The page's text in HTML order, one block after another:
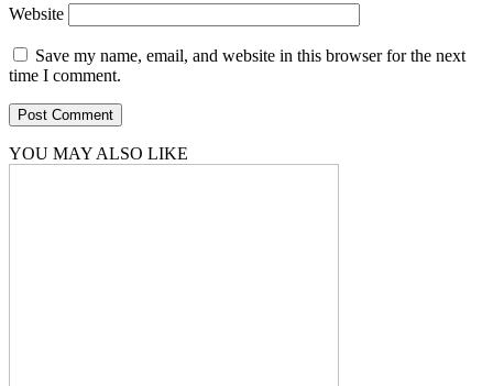
Website
Save my name, email, and website in this browser for the next
time I comment.
YOU MAY ALSO LIKE